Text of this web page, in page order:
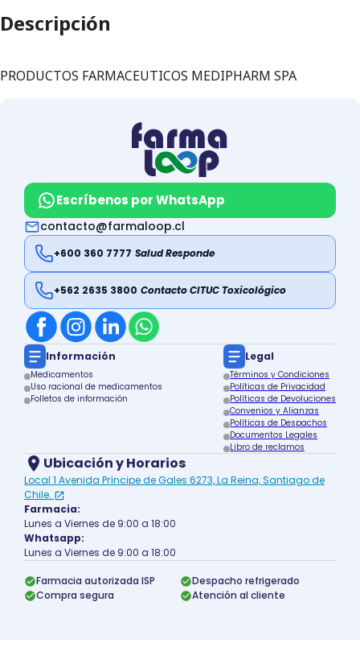
Descripción
PRODUCTOS FARMACEUTICOS MEDIPHARM SPA
Escríbenos por WhatsApp
contacto@farmaloop.cl
+600 360 7777 Salud Responde
+562 2635 3800 Contacto CITUC Toxicológico
Información
Medicamentos
Uso racional de medicamentos
Folletos de información
Legal
Términos y Condiciones
Políticas de Privacidad
Políticas de Devoluciones
Convenios y Alianzas
Políticas de Despachos
Documentos Legales
Libro de reclamos
Ubicación y Horarios
Local 1 Avenida Príncipe de Gales 6273, La Reina, Santiago de
Chile.
Farmacia:
Lunes a Viernes de 9:00 a 18:00
Whatsapp:
Lunes a Viernes de 9:00 a 18:00
Farmacia autorizada ISP
Despacho refrigerado
Compra segura
Atención al cliente